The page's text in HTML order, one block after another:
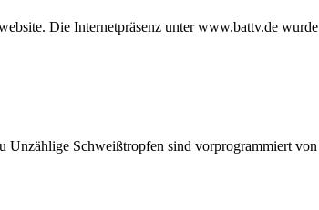
Die Internetpräsenz unter www.battv.de
Unzählige Schweißtropfen sind vorprogrammiert